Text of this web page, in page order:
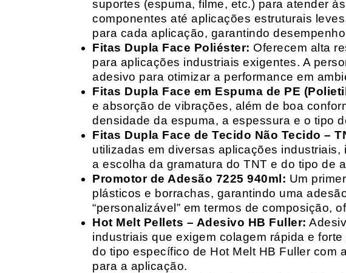
suportes (espuma, filme, etc.) para atender
componentes até aplicações estruturais
para cada aplicação, garantindo
Fitas Dupla Face Poliéster: Oferecem alta
para aplicações industriais exigentes. A
adesivo para otimizar a performance em
Fitas Dupla Face em Espuma de PE
e absorção de vibrações, além de boa
densidade da espuma, a espessura e o tipo
Fitas Dupla Face de Tecido Não Tecido –
utilizadas em diversas aplicações
a escolha da gramatura do TNT e do tipo de
Promotor de Adesão 7225 940ml: Um
plásticos e borrachas, garantindo uma
“personalizável” em termos de composição,
Hot Melt Pellets – Adesivo HB Fuller:
industriais que exigem colagem rápida e
do tipo específico de Hot Melt HB Fuller com
para a aplicação.